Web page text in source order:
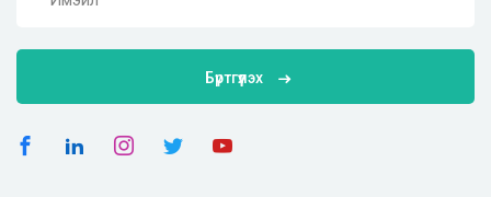
Бүртгүүлэх